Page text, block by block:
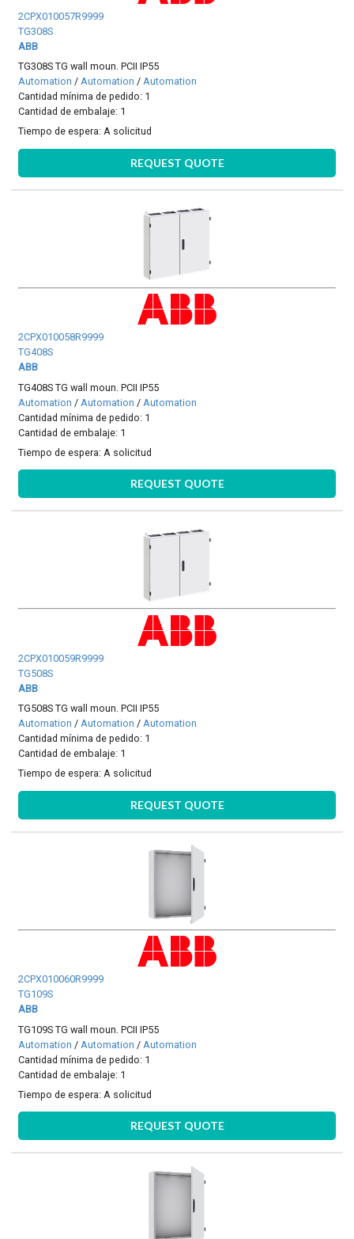
2CPX010057R9999
TG308S
ABB
TG308S TG wall moun. PCII IP55
Automation /Automation /Automation
Cantidad mínima de pedido: 1
Cantidad de embalaje: 1
Tiempo de espera:A solicitud
REQUEST QUOTE
2CPX010058R9999
TG408S
ABB
TG408S TG wall moun. PCII IP55
Automation / Automation / Automation
Cantidad mínima de pedido: 1
Cantidad de embalaje: 1
Tiempo de espera: A solicitud
REQUEST QUOTE
2CPX010059R9999
TG508S
ABB
TG508S TG wall moun. PCII IP55
Automation /Automation /Automation
Cantidad mínima de pedido: 1
Cantidad de embalaje: 1
Tiempo de espera:A solicitud
REQUEST QUOTE
2CPX010060R9999
TG109S
ABB
TG109S TG wall moun. PCII IP55
Automation / Automation / Automation
Cantidad mínima de pedido: 1
Cantidad de embalaje: 1
Tiempo de espera: A solicitud
REQUEST QUOTE